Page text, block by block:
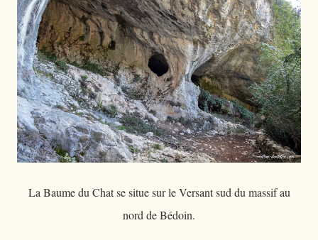
La Baume du Chat se situe sur le Versant sud du massif au
nord de Bédoin.